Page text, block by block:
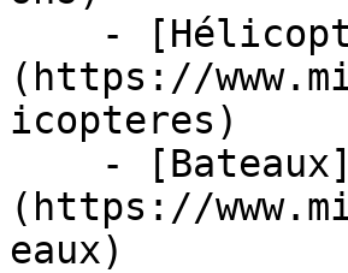
(https://
icopteres)
(https://
eaux)